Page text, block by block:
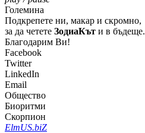
Големина
Подкрепете ни, макар и скромно,
за да четете ЗодиаКът и в бъдеще.
Благодарим Ви!
Facebook
Twitter
LinkedIn
Email
Общество
Биоритми
Скорпион
ElmUS.biZ